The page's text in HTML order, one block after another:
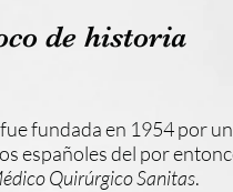
de historia
fundada en 1954 por un
españoles del por
Quirúrgico Sanitas.